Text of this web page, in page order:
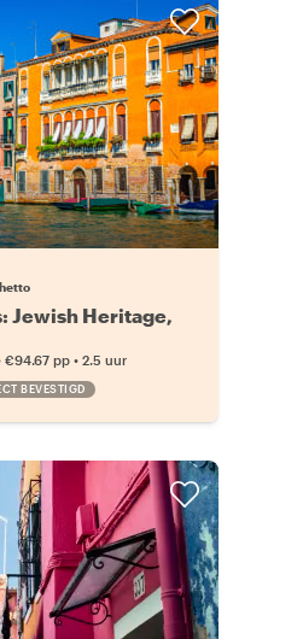
Jewish Heritage,
€94.67 pp • 2.5 uur
BEVESTIGD